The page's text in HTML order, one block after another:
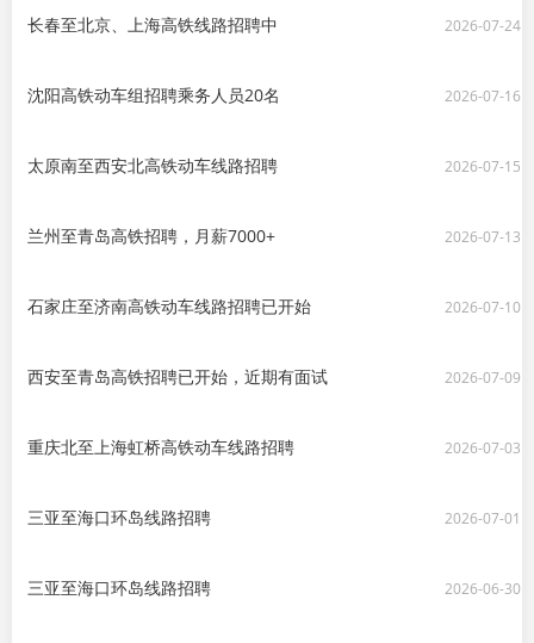
长春至北京、上海高铁线路招聘中 2026-07-24
沈阳高铁动车组招聘乘务人员20名 2026-07-16
太原南至西安北高铁动车线路招聘 2026-07-15
兰州至青岛高铁招聘，月薪7000+ 2026-07-13
石家庄至济南高铁动车线路招聘已开始 2026-07-10
西安至青岛高铁招聘已开始，近期有面试 2026-07-09
重庆北至上海虹桥高铁动车线路招聘 2026-07-03
三亚至海口环岛线路招聘 2026-07-01
三亚至海口环岛线路招聘 2026-06-30